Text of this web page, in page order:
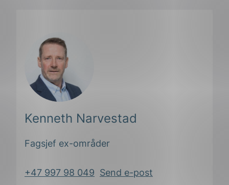
Kenneth Narvestad
Fagsjef ex-områder
+47 997 98 049 Send e-post